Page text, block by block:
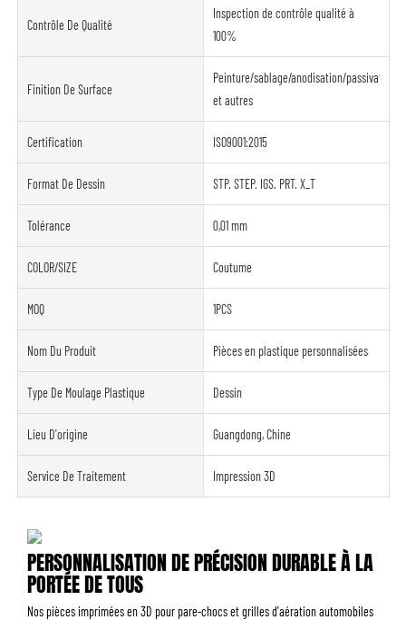
Contrôle De Qualité
Inspection de contrôle qualité à
100%
Finition De Surface
Peinture/sablage/anodisation/passivation/
et autres
Certification ISO9001:2015
Format De Dessin STP. STEP. IGS. PRT. X_T
Tolérance 0,01 mm
COLOR/SIZE Coutume
MOQ 1PCS
Nom Du Produit Pièces en plastique personnalisées
Type De Moulage Plastique Dessin
Lieu D'origine Guangdong, Chine
Service De Traitement Impression 3D
PERSONNALISATION DE PRÉCISION DURABLE À LA
PORTÉE DE TOUS
Nos pièces imprimées en 3D pour pare-chocs et grilles d'aération automobiles